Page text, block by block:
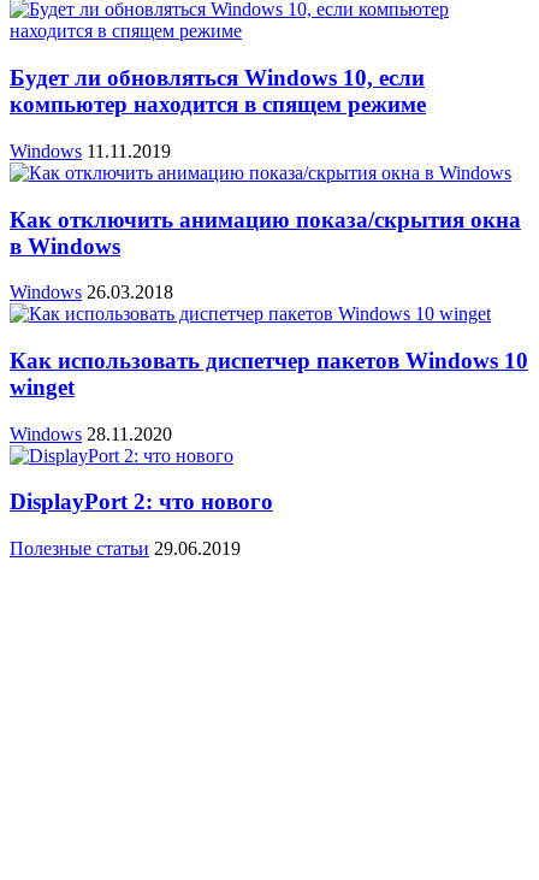
Будет ли обновляться Windows 10, если
компьютер находится в спящем режиме
Windows 11.11.2019
Как отключить анимацию показа/скрытия окна
в Windows
Windows 26.03.2018
Как использовать диспетчер пакетов Windows 10
winget
Windows 28.11.2020
DisplayPort 2: что нового
Полезные статьи 29.06.2019